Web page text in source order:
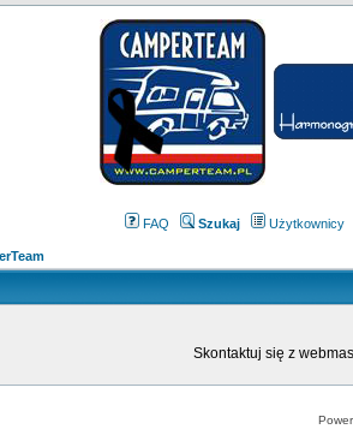
FAQ Szukaj Użytkownicy
Skontaktuj się z